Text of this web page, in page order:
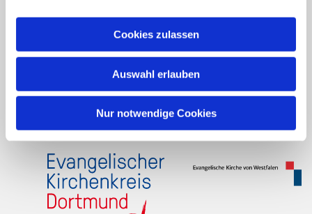
Cookies zulassen
Auswahl erlauben
Nur notwendige Cookies
Flughafenstr. 7 - 9
44309 Dortmund
Tel.: 0231/25 90 16
do-kg.brackel-gemeindebuero@ekkdo.de